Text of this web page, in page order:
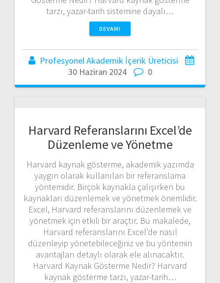
tarzı, yazar-tarih sistemine dayalı…
DEVAMI
Profesyonel Akademik İçerik Üreticisi
30 Haziran 2024
0
Harvard Referanslarını Excel’de
Düzenleme ve Yönetme
Harvard kaynak gösterme, akademik yazımda
yaygın olarak kullanılan bir referanslama
yöntemidir. Birçok kaynakla çalışırken bu
kaynakları düzenlemek ve yönetmek önemlidir.
Excel, Harvard referanslarını düzenlemek ve
yönetmek için etkili bir araçtır. Bu makalede,
Harvard referanslarını Excel’de nasıl
düzenleyip yönetebileceğiniz ve bu yöntemin
avantajları detaylı olarak ele alınacaktır.
Harvard Kaynak Gösterme Nedir? Harvard
kaynak gösterme tarzı, yazar-tarih…